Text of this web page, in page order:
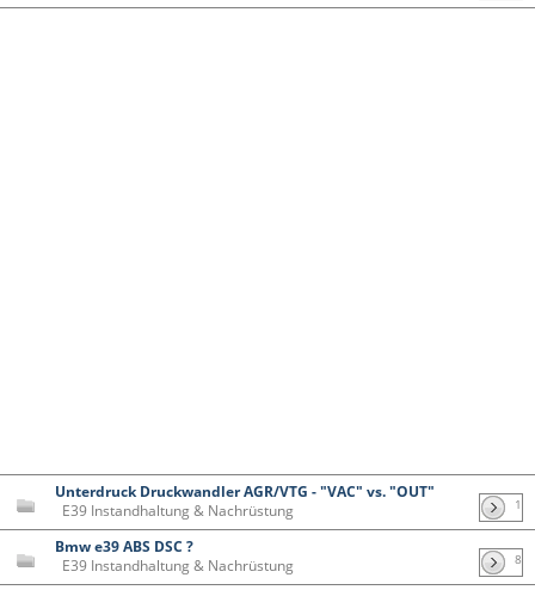
Unterdruck Druckwandler AGR/VTG - "VAC" vs. "OUT"
E39 Instandhaltung & Nachrüstung
1
Bmw e39 ABS DSC ?
E39 Instandhaltung & Nachrüstung
8